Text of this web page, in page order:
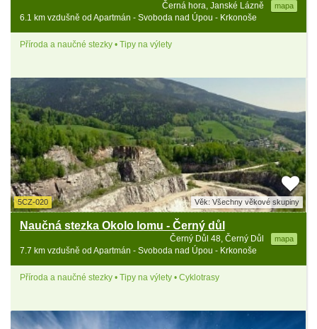
Černá hora, Janské Lázně mapa
6.1 km vzdušně od Apartmán - Svoboda nad Úpou - Krkonoše
Příroda a naučné stezky • Tipy na výlety
5CZ-020 Věk: Všechny věkové skupiny
Naučná stezka Okolo lomu - Černý důl
Černý Důl 48, Černý Důl mapa
7.7 km vzdušně od Apartmán - Svoboda nad Úpou - Krkonoše
Příroda a naučné stezky • Tipy na výlety • Cyklotrasy